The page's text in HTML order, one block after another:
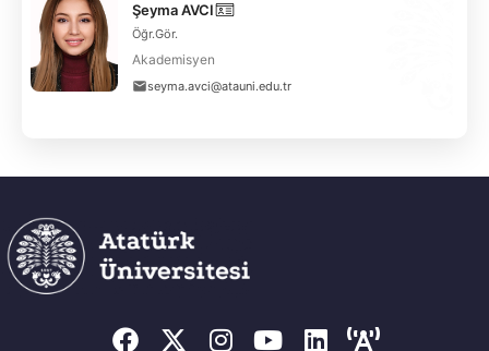
Şeyma AVCI
Öğr.Gör.
Akademisyen
seyma.avci@atauni.edu.tr